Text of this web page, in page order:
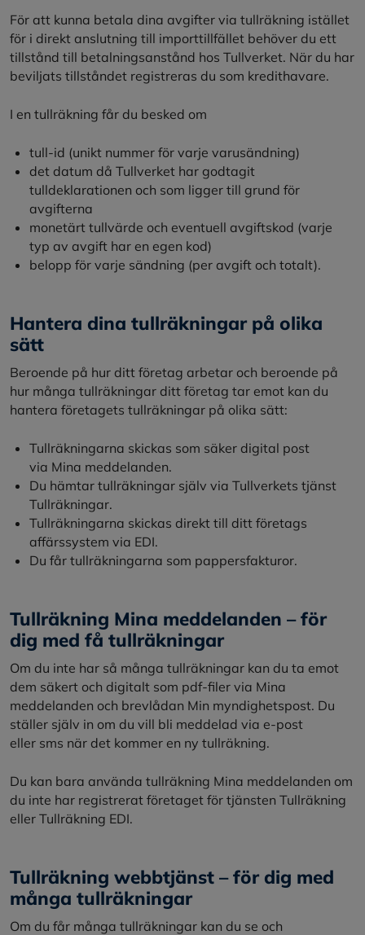
För att kunna betala dina avgifter via tullräkning istället
för i direkt anslutning till importtillfället behöver du ett
tillstånd till betalningsanstånd hos Tullverket. När du har
beviljats tillståndet registreras du som kredithavare.
I en tullräkning får du besked om
tull-id (unikt nummer för varje varusändning)
det datum då Tullverket har godtagit
tulldeklarationen och som ligger till grund för
avgifterna
monetärt tullvärde och eventuell avgiftskod (varje
typ av avgift har en egen kod)
belopp för varje sändning (per avgift och totalt).
Hantera dina tullräkningar på olika
sätt
Beroende på hur ditt företag arbetar och beroende på
hur många tullräkningar ditt företag tar emot kan du
hantera företagets tullräkningar på olika sätt:
Tullräkningarna skickas som säker digital post
via Mina meddelanden.
Du hämtar tullräkningar själv via Tullverkets tjänst
Tullräkningar.
Tullräkningarna skickas direkt till ditt företags
affärssystem via EDI.
Du får tullräkningarna som pappersfakturor.
Tullräkning Mina meddelanden – för
dig med få tullräkningar
Om du inte har så många tullräkningar kan du ta emot
dem säkert och digitalt som pdf-filer via Mina
meddelanden och brevlådan Min myndighetspost. Du
ställer själv in om du vill bli meddelad via e-post
eller sms när det kommer en ny tullräkning.
Du kan bara använda tullräkning Mina meddelanden om
du inte har registrerat företaget för tjänsten Tullräkning
eller Tullräkning EDI.
Tullräkning webbtjänst – för dig med
många tullräkningar
Om du får många tullräkningar kan du se och